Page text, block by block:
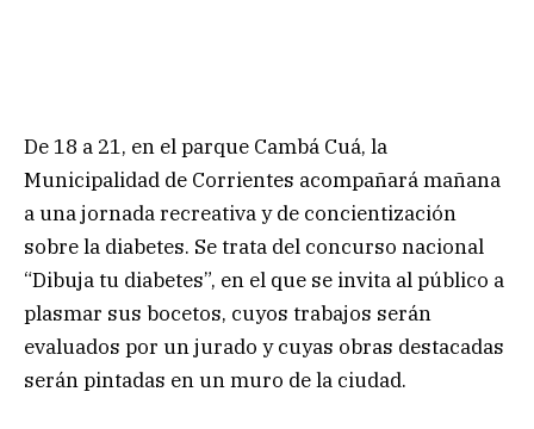
De 18 a 21, en el parque Cambá Cuá, la
Municipalidad de Corrientes acompañará mañana
a una jornada recreativa y de concientización
sobre la diabetes. Se trata del concurso nacional
“Dibuja tu diabetes”, en el que se invita al público a
plasmar sus bocetos, cuyos trabajos serán
evaluados por un jurado y cuyas obras destacadas
serán pintadas en un muro de la ciudad.